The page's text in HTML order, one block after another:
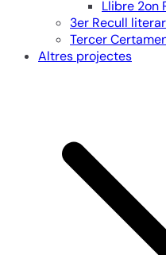
Llibre 2on
3er Recull
Tercer
Altres projectes